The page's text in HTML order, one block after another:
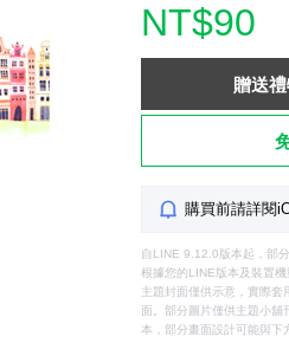
NT$90
贈送
購買前請詳閱
自LINE 9.12.0版本起，部
根據您的LINE版本及裝置
主題封面僅供示意，實際
面。部分圖片僅供主題小舖
本，部分畫面設計可能與下